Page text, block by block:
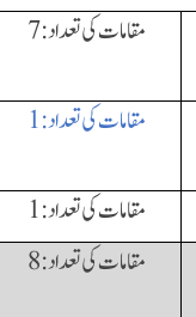
مقامات کی تعداد:7
مقامات کی تعداد:1
مقامات کی تعداد:1
مقامات کی تعداد:8